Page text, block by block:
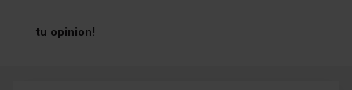
tu opinion!